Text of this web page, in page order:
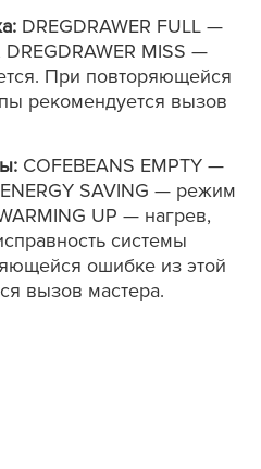
DREGDRAWER FULL —
MISS —
При повторяющейся
рекомендуется вызов
COFEBEANS EMPTY —
SAVING — режим
UP — нагрев,
системы
ошибке из этой
вызов мастера.